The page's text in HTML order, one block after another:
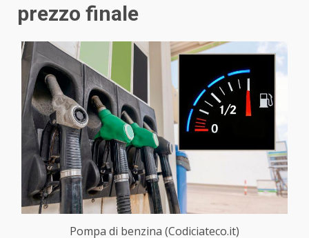
prezzo finale
Pompa di benzina (Codiciateco.it)